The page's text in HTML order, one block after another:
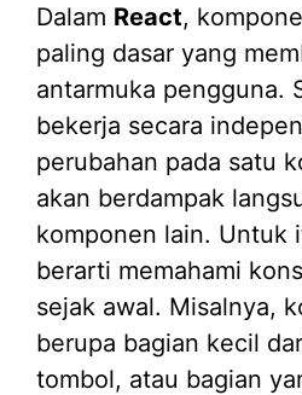
Dalam React,
paling dasar yang
antarmuka pengguna.
bekerja secara
perubahan pada satu
akan berdampak
komponen lain. Untuk
berarti memahami
sejak awal. Misalnya,
berupa bagian kecil
tombol, atau bagian